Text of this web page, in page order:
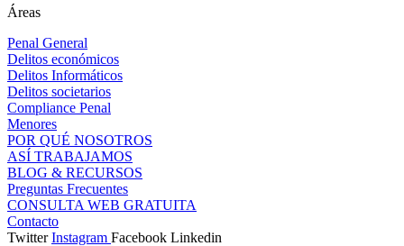
Áreas
Penal General
Delitos económicos
Delitos Informáticos
Delitos societarios
Compliance Penal
Menores
POR QUÉ NOSOTROS
ASÍ TRABAJAMOS
BLOG & RECURSOS
Preguntas Frecuentes
CONSULTA WEB GRATUITA
Contacto
Twitter Instagram Facebook Linkedin